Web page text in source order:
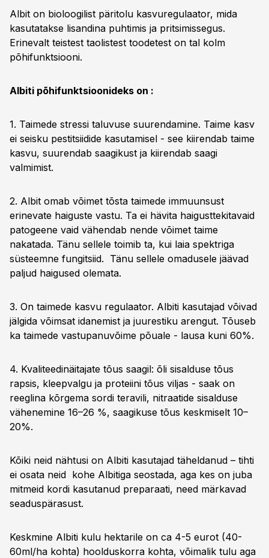
Albit on bioloogilist päritolu kasvuregulaator, mida
kasutatakse lisandina puhtimis ja pritsimissegus.
Erinevalt teistest taolistest toodetest on tal kolm
põhifunktsiooni.
Albiti põhifunktsioonideks on :
1. Taimede stressi taluvuse suurendamine. Taime kasv
ei seisku pestitsiidide kasutamisel - see kiirendab taime
kasvu, suurendab saagikust ja kiirendab saagi
valmimist.
2. Albit omab võimet tõsta taimede immuunsust
erinevate haiguste vastu. Ta ei hävita haigusttekitavaid
patogeene vaid vähendab nende võimet taime
nakatada. Tänu sellele toimib ta, kui laia spektriga
süsteemne fungitsiid. Tänu sellele omadusele jäävad
paljud haigused olemata.
3. On taimede kasvu regulaator. Albiti kasutajad võivad
jälgida võimsat idanemist ja juurestiku arengut. Tõuseb
ka taimede vastupanuvõime põuale - lausa kuni 60%.
4. Kvaliteedinäitajate tõus saagil: õli sisalduse tõus
rapsis, kleepvalgu ja proteiini tõus viljas - saak on
reeglina kõrgema sordi teravili, nitraatide sisalduse
vähenemine 16–26 %, saagikuse tõus keskmiselt 10–
20%.
Kõiki neid nähtusi on Albiti kasutajad täheldanud – tihti
ei osata neid kohe Albitiga seostada, aga kes on juba
mitmeid kordi kasutanud preparaati, need märkavad
seaduspärasust.
Keskmine Albiti kulu hektarile on ca 4-5 eurot (40-
60ml/ha kohta) hoolduskorra kohta, võimalik tulu aga